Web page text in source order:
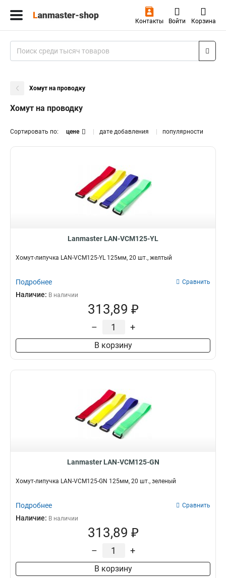
Контакты Войти Корзина
Хомут на проводку
Хомут на проводку
Сортировать по: цене дате добавления популярности
Lanmaster LAN-VCM125-YL
Хомут-липучка LAN-VCM125-YL 125мм, 20 шт., желтый
Подробнее Сравнить
Наличие: В наличии
313,89 ₽
– +
В корзину
Lanmaster LAN-VCM125-GN
Хомут-липучка LAN-VCM125-GN 125мм, 20 шт., зеленый
Подробнее Сравнить
Наличие: В наличии
313,89 ₽
– +
В корзину